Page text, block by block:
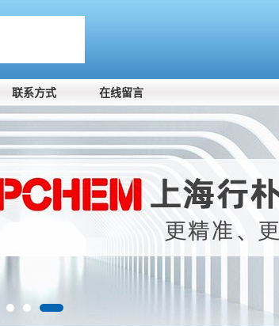
联系方式 在线留言